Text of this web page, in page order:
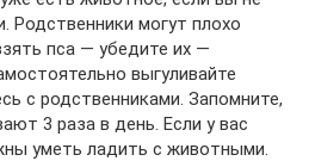
могут плохо
пса — убедите их —
выгуливайте
с родственниками. Запомните,
3 раза в день. Если у вас
уметь ладить с животными.